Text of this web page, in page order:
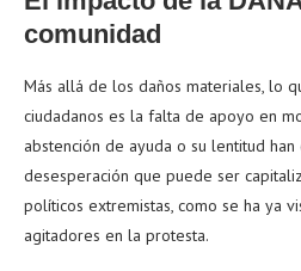
comunidad
Más allá de los daños materiales, lo
ciudadanos es la falta de apoyo en
abstención de ayuda o su lentitud
desesperación que puede ser
políticos extremistas, como se ha ya
agitadores en la protesta.